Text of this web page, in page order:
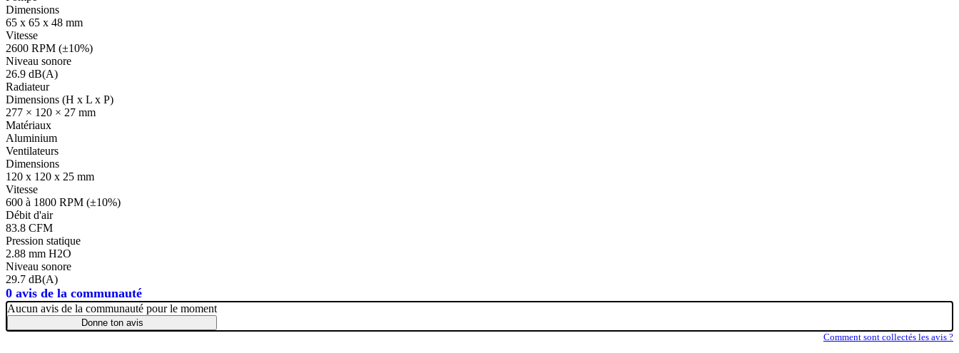
0 avis de la communauté
Dimensions
65 x 65 x 48 mm
Vitesse
2600 RPM (±10%)
Niveau sonore
26.9 dB(A)
Radiateur
Dimensions (H x L x P)
277 × 120 × 27 mm
Matériaux
Aluminium
Ventilateurs
Dimensions
120 x 120 x 25 mm
Vitesse
600 à 1800 RPM (±10%)
Débit d'air
83.8 CFM
Pression statique
2.88 mm H2O
Niveau sonore
29.7 dB(A)
Aucun avis de la communauté pour le moment
Donne ton avis
Comment sont collectés les avis ?